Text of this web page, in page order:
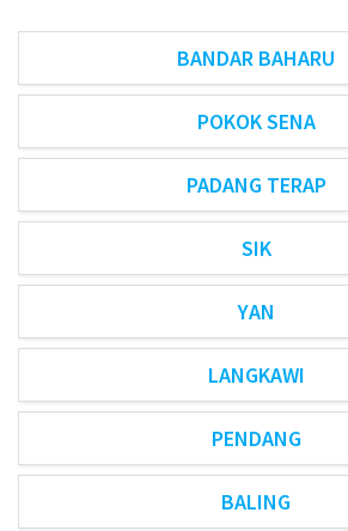
BANDAR BAHARU
POKOK SENA
PADANG TERAP
SIK
YAN
LANGKAWI
PENDANG
BALING